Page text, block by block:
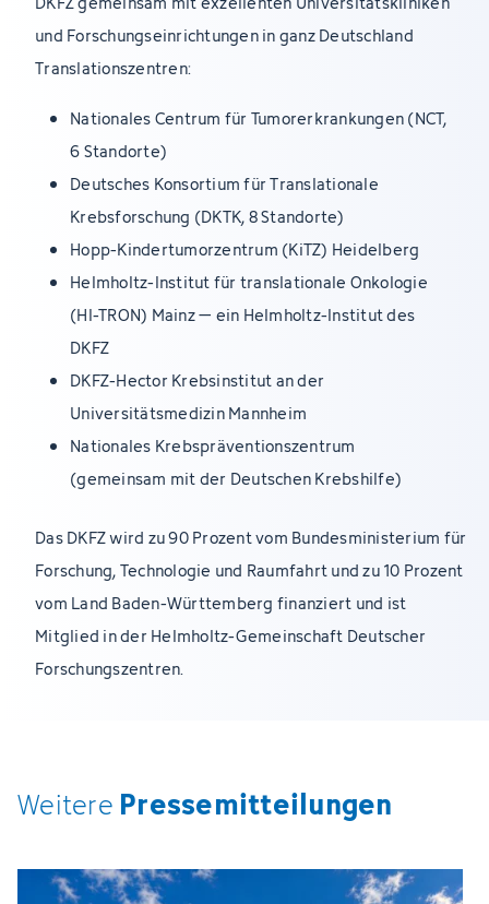
und Forschungseinrichtungen in ganz Deutschland
Translationszentren:
Nationales Centrum für Tumorerkrankungen (NCT,
6 Standorte)
Deutsches Konsortium für Translationale
Krebsforschung (DKTK, 8 Standorte)
Hopp-Kindertumorzentrum (KiTZ) Heidelberg
Helmholtz-Institut für translationale Onkologie
(HI-TRON) Mainz – ein Helmholtz-Institut des
DKFZ
DKFZ-Hector Krebsinstitut an der
Universitätsmedizin Mannheim
Nationales Krebspräventionszentrum
(gemeinsam mit der Deutschen Krebshilfe)
Das DKFZ wird zu 90 Prozent vom Bundesministerium für
Forschung, Technologie und Raumfahrt und zu 10 Prozent
vom Land Baden-Württemberg finanziert und ist
Mitglied in der Helmholtz-Gemeinschaft Deutscher
Forschungszentren.
Weitere Pressemitteilungen